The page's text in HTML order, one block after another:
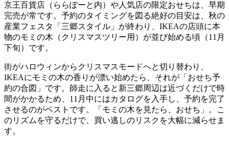
京王百貨店（ららぽーと内）や人気店の限定おせちは、早期
完売が常です。予約のタイミングを図る絶好の目安は、秋の
産業フェスタ
「三郷スタイル」が終わり、IKEAの店頭に本
物のモミの木（クリスマスツリー用）が並び始める頃（11月
下旬） です。
街がハロウィンからクリスマスモードへと切り替わり、
IKEAにモミの木の香りが漂い始めたら、それが「おせち予
約の合図」です。師走に入ると新三郷周辺は近づくだけで時
間がかかるため、11月中にはカタログを入手し、予約を完了
させるのがベストです。「モミの木を見たら、おせち」。こ
のリズムを守るだけで、買い逃しのリスクを大幅に減らせま
す。